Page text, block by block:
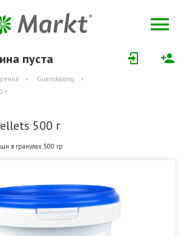
пуста
Guanokalong
г
500 г
в гранулах 500 гр